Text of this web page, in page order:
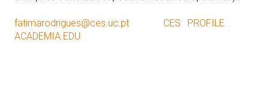
fatimarodrigues@ces.uc.pt
CES PROFILE
ACADEMIA.EDU